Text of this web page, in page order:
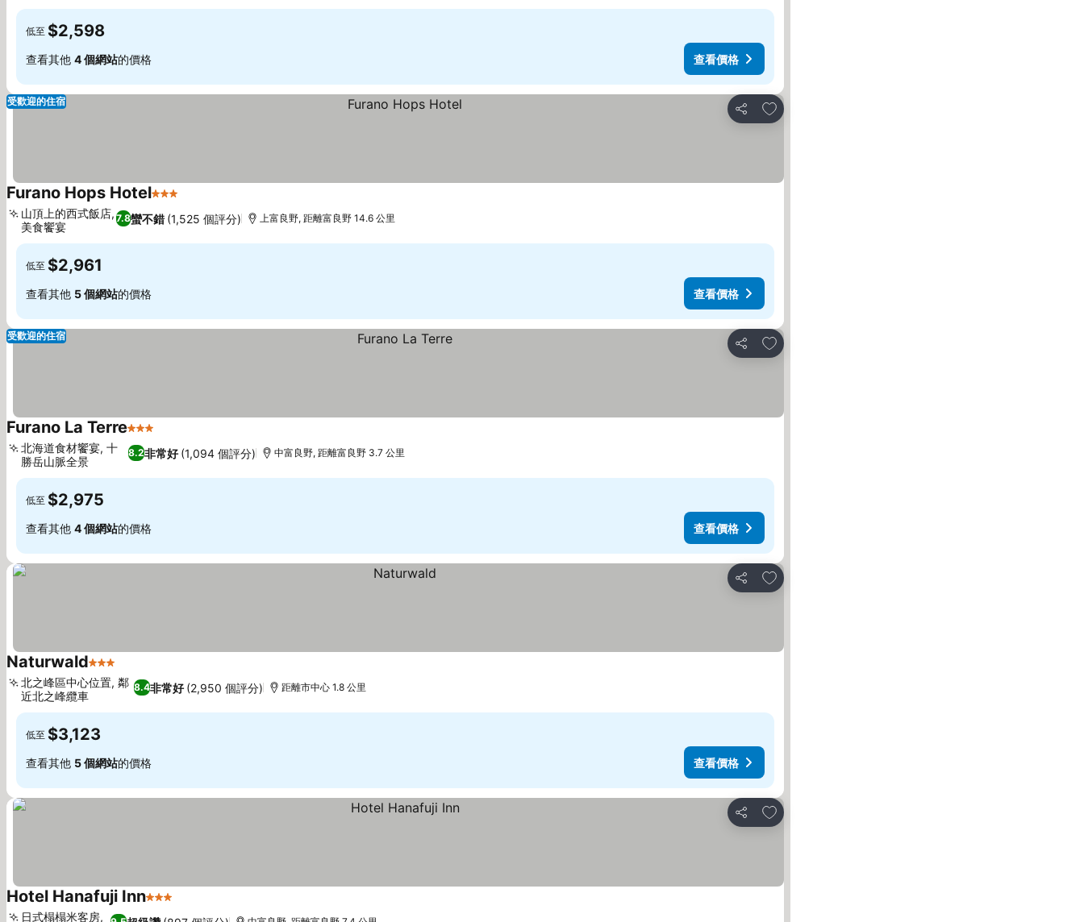
低至 $2,598
查看其他 4 個網站的價格 查看價格
分享
加入我的最愛
受歡迎的住宿
Furano Hops Hotel3 星級
7.8蠻不錯 (1,525 個評分)
山頂上的西式飯店,
美食饗宴
上富良野, 距離富良野 14.6 公里
低至 $2,961
查看其他 5 個網站的價格 查看價格
分享
加入我的最愛
受歡迎的住宿
Furano La Terre3 星級
8.2非常好 (1,094 個評分)
北海道食材饗宴, 十
勝岳山脈全景
中富良野, 距離富良野 3.7 公里
低至 $2,975
查看其他 4 個網站的價格 查看價格
分享
加入我的最愛
Naturwald3 星級
8.4非常好 (2,950 個評分)
北之峰區中心位置, 鄰
近北之峰纜車
距離市中心 1.8 公里
低至 $3,123
查看其他 5 個網站的價格 查看價格
分享
加入我的最愛
Hotel Hanafuji Inn3 星級
日式榻榻米客房,